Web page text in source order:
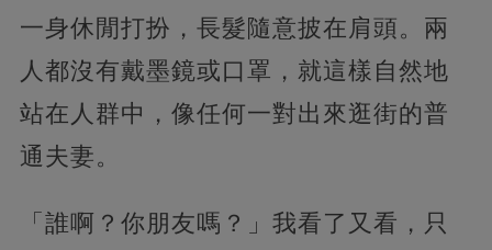
一身休閒打扮，長髮隨意披在肩頭。兩
人都沒有戴墨鏡或口罩，就這樣自然地
站在人群中，像任何一對出來逛街的普
通夫妻。
「誰啊？你朋友嗎？」我看了又看，只